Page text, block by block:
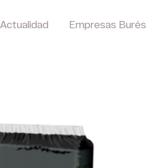
Actualidad Empresas Burés